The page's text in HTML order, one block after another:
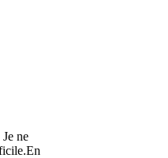
ne